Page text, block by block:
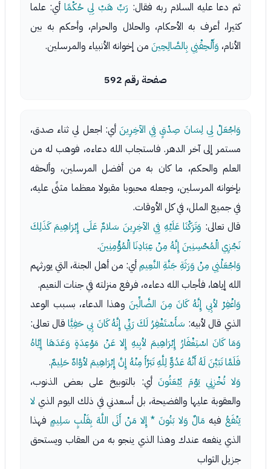
ثم دعا عليه السلام ربه فقال: رَبِّ هَبْ لِي حُكْمًاأي: علما
كثيرا، أعرف به الأحكام، والحلال والحرام، وأحكم به بين
الأنام، وَأَلْحِقْنِي بِالصَّالِحِينَ من إخوانه الأنبياء والمرسلين.
صفحة رقم 592
وَاجْعَلْ لِي لِسَانَ صِدْقٍ فِي الآخِرِينَ أي: اجعل لي ثناء صدق،
مستمر إلى آخر الدهر. فاستجاب الله دعاءه، فوهب له من
العلم والحكم، ما كان به من أفضل المرسلين، وألحقه
بإخوانه المرسلين، وجعله محبوبا مقبولا معظما مثنًى عليه،
في جميع الملل، في كل الأوقات.
قال تعالى: وَتَرَكْنَا عَلَيْهِ فِي الآخِرِينَ سَلامٌ عَلَى إِبْرَاهِيمَ كَذَلِكَ
نَجْزِي الْمُحْسِنِينَ إِنَّهُ مِنْ عِبَادِنَا الْمُؤْمِنِينَ.
وَاجْعَلْنِي مِنْ وَرَثَةِ جَنَّةِ النَّعِيمِأي: من أهل الجنة، التي يورثهم
الله إياها، فأجاب الله دعاءه، فرفع منزلته في جنات النعيم.
وَاغْفِرْ لأبِي إِنَّهُ كَانَ مِنَ الضَّالِّينَوهذا الدعاء، بسبب الوعد
الذي قال لأبيه: سَأَسْتَغْفِرُ لَكَ رَبِّي إِنَّهُ كَانَ بِي حَفِيًّاقال تعالى:
وَمَا كَانَ اسْتِغْفَارُ إِبْرَاهِيمَ لأبِيهِ إِلا عَنْ مَوْعِدَةٍ وَعَدَهَا إِيَّاهُ
فَلَمَّا تَبَيَّنَ لَهُ أَنَّهُ عَدُوٌّ لِلَّهِ تَبَرَّأَ مِنْهُ إِنَّ إِبْرَاهِيمَ لأوَّاهٌ حَلِيمٌ.
وَلا تُخْزِنِي يَوْمَ يُبْعَثُونَأي: بالتوبيخ على بعض الذنوب،
والعقوبة عليها والفضيحة، بل أسعدني في ذلك اليوم الذي لا
يَنْفَعُفيه مَالٌ وَلا بَنُونَ * إِلا مَنْ أَتَى اللَّهَ بِقَلْبٍ سَلِيمٍ فهذا
الذي ينفعه عندك وهذا الذي ينجو به من العقاب ويستحق
جزيل الثواب